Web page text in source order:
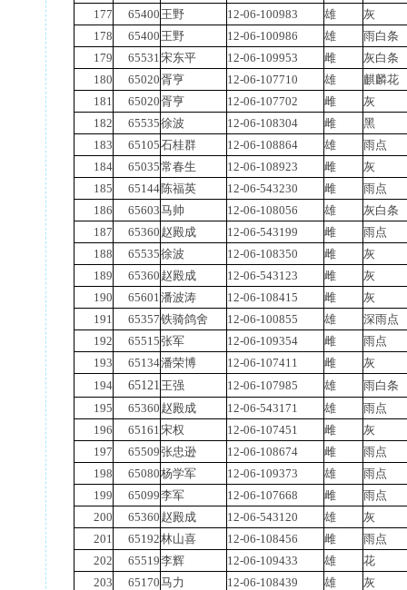
177
65400 王野 12-06-100983 雄
灰
178
65400 王野 12-06-100986 雄
雨白条
179
65531宋东平 12-06-109953 雌
灰白条
180
65020胥亨 12-06-107710 雄
麒麟花
181
65020胥亨 12-06-107702 雌
灰
182
65535徐波 12-06-108304 雌
黑
183
65105石桂群 12-06-108864 雄
雨点
184
65035常春生 12-06-108923 雌
灰
185
65144陈福英 12-06-543230 雌
雨点
186
65603马帅 12-06-108056 雄
灰白条
187
65360 赵殿成 12-06-543199 雌
雨点
188
65535徐波 12-06-108350 雌
灰
189
65360 赵殿成 12-06-543123 雌
灰
190
65601潘波涛 12-06-108415 雌
灰
191
65357铁骑鸽舍 12-06-100855 雄
深雨点
192
65515张军 12-06-109354 雌
雨点
193
65134潘荣博 12-06-107411 雌
灰
194
65121 王强 12-06-107985 雄
雨白条
195
65360 赵殿成 12-06-543171 雄
雨点
196
65161宋权 12-06-107451 雌
灰
197
65509张忠逊 12-06-108674 雌
雨点
198
65080杨学军 12-06-109373 雄
雨点
199
65099李军 12-06-107668 雌
雨点
200
65360 赵殿成 12-06-543120 雄
灰
201
65192林山喜 12-06-108456 雌
雨点
202
65519李辉 12-06-109433 雄
花
203
65170马力 12-06-108439 雄
灰